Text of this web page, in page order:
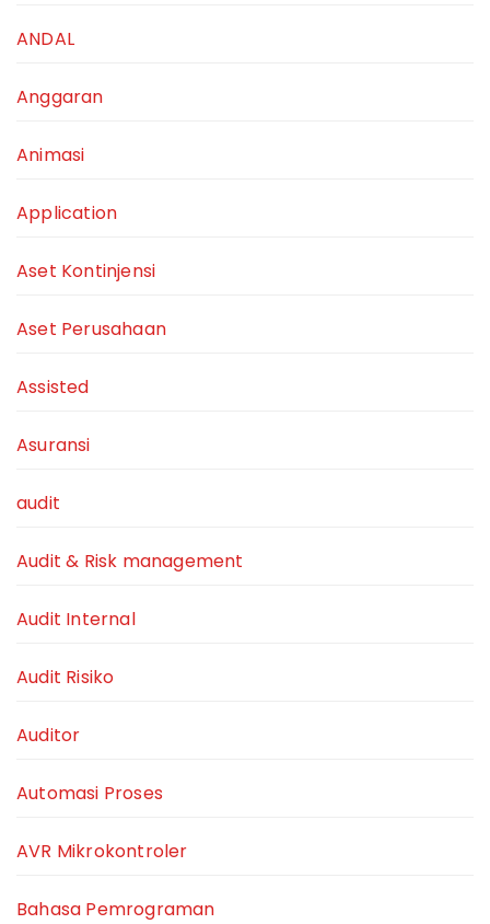
ANDAL
Anggaran
Animasi
Application
Aset Kontinjensi
Aset Perusahaan
Assisted
Asuransi
audit
Audit & Risk management
Audit Internal
Audit Risiko
Auditor
Automasi Proses
AVR Mikrokontroler
Bahasa Pemrograman